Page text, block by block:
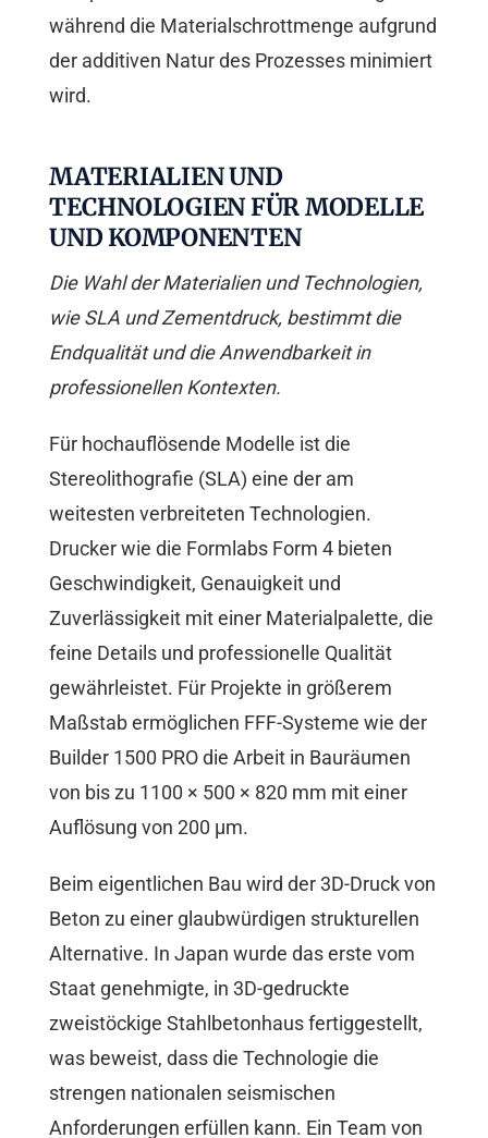
während die Materialschrottmenge aufgrund
der additiven Natur des Prozesses minimiert
wird.
MATERIALIEN UND
TECHNOLOGIEN FÜR MODELLE
UND KOMPONENTEN
Die Wahl der Materialien und Technologien,
wie SLA und Zementdruck, bestimmt die
Endqualität und die Anwendbarkeit in
professionellen Kontexten.
Für hochauflösende Modelle ist die
Stereolithografie (SLA) eine der am
weitesten verbreiteten Technologien.
Drucker wie die Formlabs Form 4 bieten
Geschwindigkeit, Genauigkeit und
Zuverlässigkeit mit einer Materialpalette, die
feine Details und professionelle Qualität
gewährleistet. Für Projekte in größerem
Maßstab ermöglichen FFF-Systeme wie der
Builder 1500 PRO die Arbeit in Bauräumen
von bis zu 1100 × 500 × 820 mm mit einer
Auflösung von 200 µm.
Beim eigentlichen Bau wird der 3D-Druck von
Beton zu einer glaubwürdigen strukturellen
Alternative. In Japan wurde das erste vom
Staat genehmigte, in 3D-gedruckte
zweistöckige Stahlbetonhaus fertiggestellt,
was beweist, dass die Technologie die
strengen nationalen seismischen
Anforderungen erfüllen kann. Ein Team von